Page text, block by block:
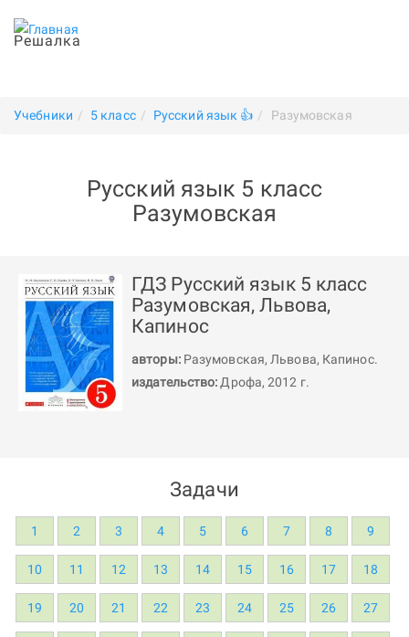
Решалка
Учебники 5 класс Русский язык 👍 Разумовская
Русский язык 5 класс
Разумовская
ГДЗ Русский язык 5 класс
Разумовская, Львова,
Капинос
авторы: Разумовская, Львова, Капинос.
издательство: Дрофа, 2012 г.
Задачи
1 2 3 4 5 6 7 8 9
10 11 12 13 14 15 16 17 18
19 20 21 22 23 24 25 26 27